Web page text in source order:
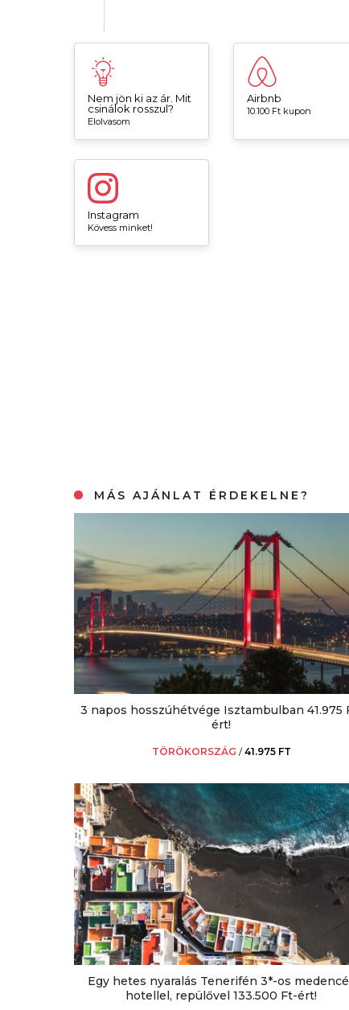
Nem jön ki az ár. Mit
csinálok rosszul?
Elolvasom
Airbnb
10.100 Ft kupon
Instagram
Kövess minket!
MÁS AJÁNLAT ÉRDEKELNE?
3 napos hosszúhétvége Isztambulban 41.975
ért!
TÖRÖKORSZÁG /41.975 FT
Egy hetes nyaralás Tenerifén 3*-os
hotellel, repülővel 133.500 Ft-ért!